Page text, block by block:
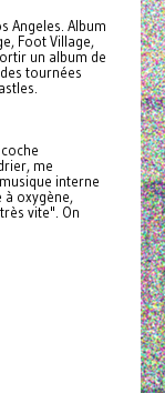
Angeles. Album
Foot Village,
un album de
tournées
me
interne
à oxygène,
vite". On